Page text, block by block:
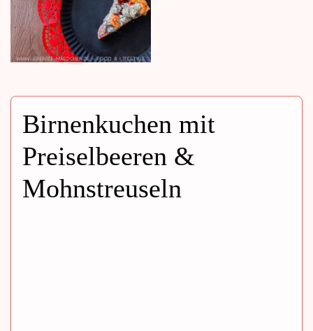
Birnenkuchen mit
Preiselbeeren &
Mohnstreuseln